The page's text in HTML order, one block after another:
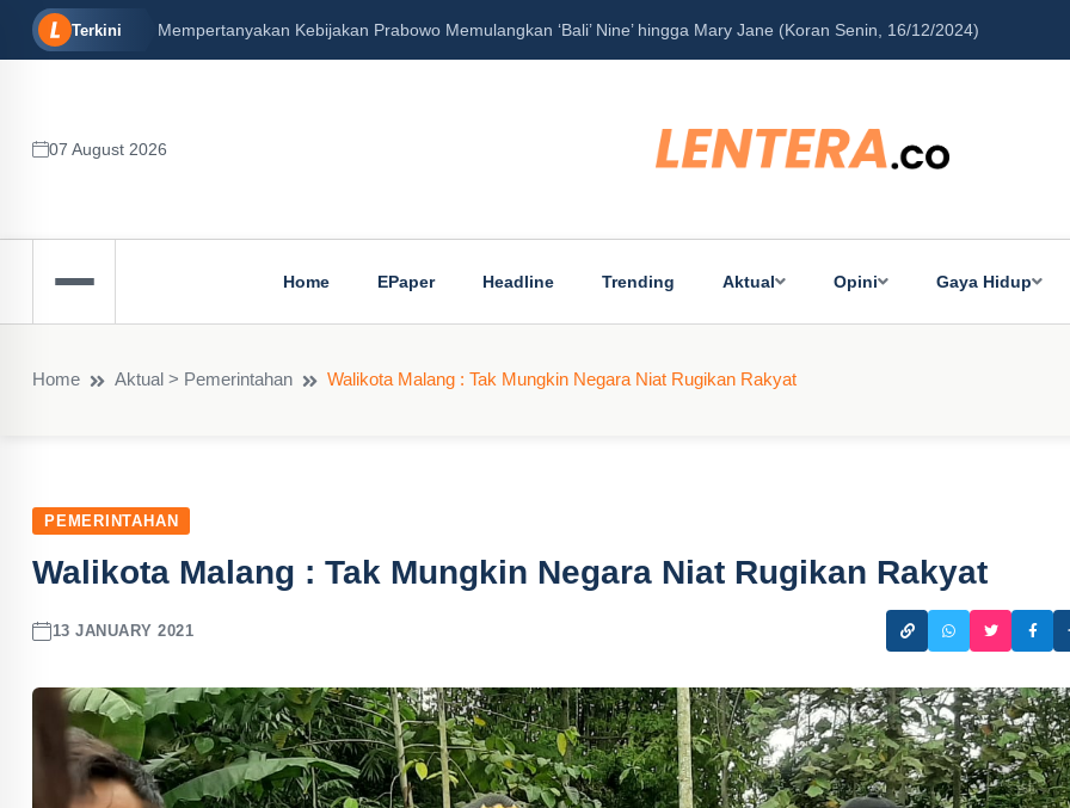
Terkini Mempertanyakan Kebijakan Prabowo Memulangkan ‘Bali’ Nine’ hingga Mary Jane (Koran Senin, 16/12/2024)
07 August 2026
Home EPaper Headline Trending Aktual Opini Gaya Hidup
Home Aktual > Pemerintahan Walikota Malang : Tak Mungkin Negara Niat Rugikan Rakyat
PEMERINTAHAN
Walikota Malang : Tak Mungkin Negara Niat Rugikan Rakyat
13 JANUARY 2021